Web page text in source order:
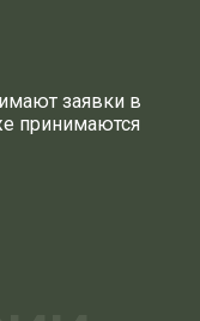
заявки в
принимаются